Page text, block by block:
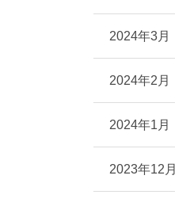
2024年3月
2024年2月
2024年1月
2023年12月